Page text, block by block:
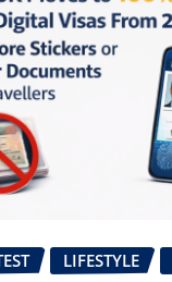
LIFESTYLE